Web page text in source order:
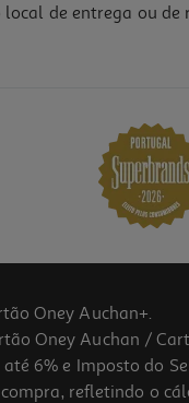
de entrega ou
Oney Auchan+.
Oney Auchan /
6% e Imposto do
refletindo o